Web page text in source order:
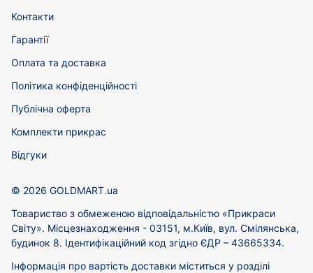
Контакти
Гарантії
Оплата та доставка
Політика конфіденційності
Публічна оферта
Комплекти прикрас
Відгуки
© 2026 GOLDMART.ua
Товариство з обмеженою відповідальністю «Прикраси
Світу». Місцезнаходження - 03151, м.Київ, вул. Смілянська,
будинок 8. Ідентифікаційний код згідно ЄДР – 43665334.
Інформація про вартість доставки міститься у розділі